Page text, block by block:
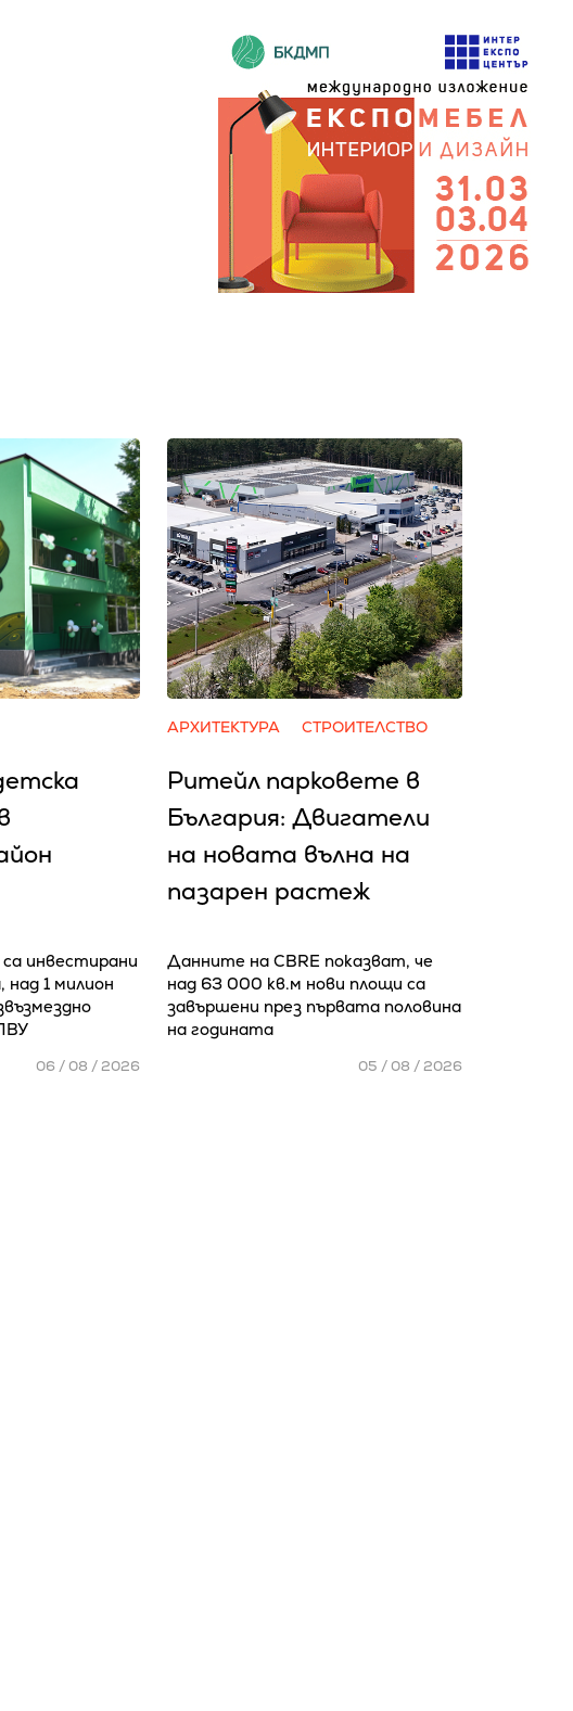
са инвестирани
1 милион
06 / 08 / 2026
АРХИТЕКТУРА СТРОИТЕЛСТВО
Ритейл парковете в
България: Двигатели
на новата вълна на
пазарен растеж
Данните на CBRE показват, че
над 63 000 кв.м нови площи са
завършени през първата половина
на годината
05 / 08 / 2026